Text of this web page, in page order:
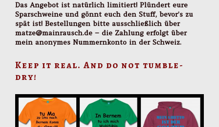
Das Angebot ist natürlich limitiert! Plündert eure
Sparschweine und gönnt euch den Stuff, bevor’s zu
spät ist!Bestellungen bitte ausschließlich über
matze@mainrausch.de – die Zahlung erfolgt über
mein anonymes Nummernkonto in der Schweiz.
Keep it real. And do not tumble-
dry!